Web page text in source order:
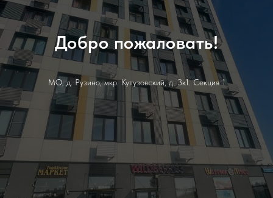
Добро пожаловать!
МО, д. Рузино, мкр. Кутузовский, д. 3к1. Секция 1